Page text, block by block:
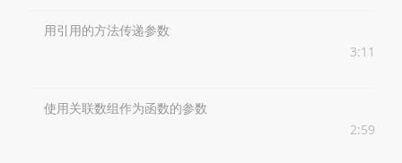
用引用的方法传递参数
3:11
使用关联数组作为函数的参数
2:59